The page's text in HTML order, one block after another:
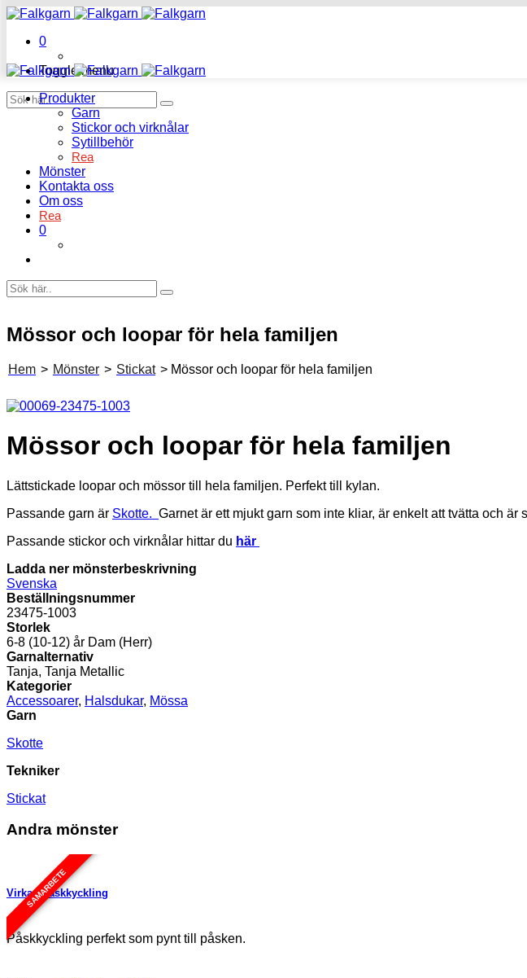
0
Toggle menu
Produkter
Garn
Stickor och virknålar
Sytillbehör
Rea
Mönster
Kontakta oss
Om oss
Rea
0
Mössor och loopar för hela familjen
Hem > Mönster > Stickat > Mössor och loopar för hela familjen
Mössor och loopar för hela familjen
Lättstickade loopar och mössor till hela familjen. Perfekt till kylan.
Passande garn är Skotte. Garnet är ett mjukt garn som inte kliar, är enkelt att tvätta och är
Passande stickor och virknålar hittar du här
Ladda ner mönsterbeskrivning
Svenska
Beställningsnummer
23475-1003
Storlek
6-8 (10-12) år Dam (Herr)
Garnalternativ
Tanja, Tanja Metallic
Kategorier
Accessoarer, Halsdukar, Mössa
Garn
Skotte
Tekniker
Stickat
Andra mönster
SAMARBETE
Virkad påskkyckling
Påskkyckling perfekt som pynt till påsken.